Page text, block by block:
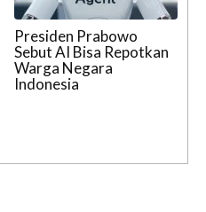
Presiden Prabowo
Sebut AI Bisa Repotkan
Warga Negara
Indonesia